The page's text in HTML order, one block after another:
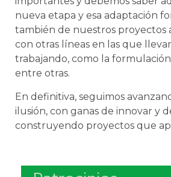
nueva etapa y esa adaptación
también de nuestros proyectos
con otras líneas en las que
trabajando, como la
entre otras.
En definitiva, seguimos
ilusión, con ganas de innovar y
construyendo proyectos que